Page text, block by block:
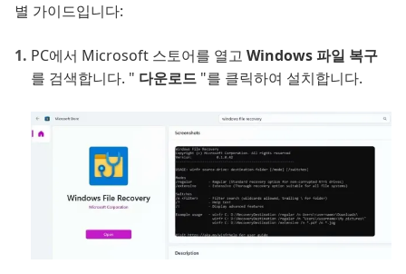
별 가이드입니다:
PC에서 Microsoft 스토어를 열고 Windows 파일 복구
를 검색합니다. " 다운로드 "를 클릭하여 설치합니다.